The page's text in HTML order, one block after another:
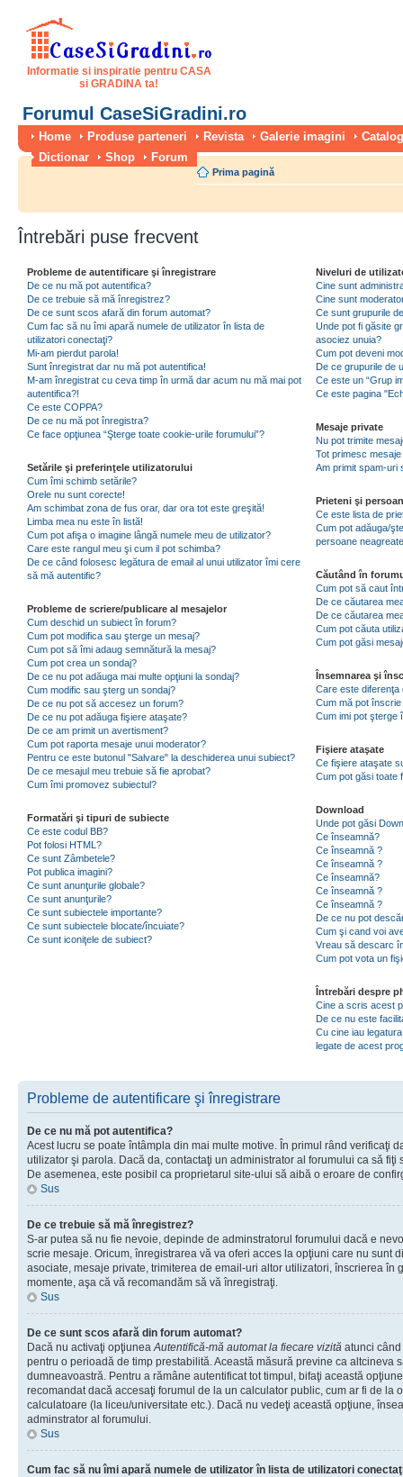
Informatie si inspiratie pentru CASA
si GRADINA ta!
Forumul CaseSiGradini.ro
Home Produse parteneri Revista Galerie imagini
Dictionar
Shop Forum
Prima pagină
Întrebări puse frecvent
Probleme de autentificare şi înregistrare
De ce nu mă pot autentifica?
De ce trebuie să mă înregistrez?
De ce sunt scos afară din forum automat?
Cum fac să nu îmi apară numele de utilizator în lista de
utilizatori conectaţi?
Mi-am pierdut parola!
Sunt înregistrat dar nu mă pot autentifica!
M-am înregistrat cu ceva timp în urmă dar acum nu mă mai pot
autentifica?!
Ce este COPPA?
De ce nu mă pot înregistra?
Ce face opţiunea “Şterge toate cookie-urile forumului”?
Setările şi preferinţele utilizatorului
Cum îmi schimb setările?
Orele nu sunt corecte!
Am schimbat zona de fus orar, dar ora tot este greşită!
Limba mea nu este în listă!
Cum pot afişa o imagine lângă numele meu de utilizator?
Care este rangul meu şi cum il pot schimba?
De ce când folosesc legătura de email al unui utilizator îmi cere
să mă autentific?
Probleme de scriere/publicare al mesajelor
Cum deschid un subiect în forum?
Cum pot modifica sau şterge un mesaj?
Cum pot să îmi adaug semnătură la mesaj?
Cum pot crea un sondaj?
De ce nu pot adăuga mai multe opţiuni la sondaj?
Cum modific sau şterg un sondaj?
De ce nu pot să accesez un forum?
De ce nu pot adăuga fişiere ataşate?
De ce am primit un avertisment?
Cum pot raporta mesaje unui moderator?
Pentru ce este butonul "Salvare" la deschiderea unui subiect?
De ce mesajul meu trebuie să fie aprobat?
Cum îmi promovez subiectul?
Formatări şi tipuri de subiecte
Ce este codul BB?
Pot folosi HTML?
Ce sunt Zâmbetele?
Pot publica imagini?
Ce sunt anunţurile globale?
Ce sunt anunţurile?
Ce sunt subiectele importante?
Ce sunt subiectele blocate/încuiate?
Ce sunt iconiţele de subiect?
Niveluri de
Cine sunt
Cine sunt
Ce sunt grupurile
Unde pot fi găsite
asociez unuia?
Cum pot deveni
De ce grupurile de
Ce este un “Grup
Ce este pagina
Mesaje private
Nu pot trimite
Tot primesc
Am primit spam-uri
Prieteni şi
Ce este lista de
Cum pot adăuga/
persoane
Căutând în
Cum pot să caut
De ce căutarea
De ce căutarea
Cum pot căuta
Cum pot găsi
Însemnarea şi
Care este
Cum mă pot
Cum imi pot şterge
Fişiere ataşate
Ce fişiere ataşate
Cum pot găsi toate
Download
Unde pot găsi
Ce înseamnă?
Ce înseamnă ?
Ce înseamnă ?
Ce înseamnă?
Ce înseamnă ?
Ce înseamnă ?
De ce nu pot
Cum şi cand voi
Vreau să descarc
Cum pot vota un
Întrebări despre
Cine a scris acest
De ce nu este
Cu cine iau
legate de acest
Probleme de autentificare şi înregistrare
De ce nu mă pot autentifica?
Acest lucru se poate întâmpla din mai multe motive. În primul rând verificaţi
utilizator şi parola. Dacă da, contactaţi un administrator al forumului ca să fiţi
De asemenea, este posibil ca proprietarul site-ului să aibă o eroare de
Sus
De ce trebuie să mă înregistrez?
S-ar putea să nu fie nevoie, depinde de adminstratorul forumului dacă e
scrie mesaje. Oricum, înregistrarea vă va oferi acces la opţiuni care nu sunt
asociate, mesaje private, trimiterea de email-uri altor utilizatori, înscrierea în
momente, aşa că vă recomandăm să vă înregistraţi.
Sus
De ce sunt scos afară din forum automat?
Dacă nu activaţi opţiuneaAutentifică-mă automat la fiecare vizită atunci
pentru o perioadă de timp prestabilită. Această măsură previne ca altcineva
dumneavoastră. Pentru a rămâne autentificat tot timpul, bifaţi această
recomandat dacă accesaţi forumul de la un calculator public, cum ar fi de la
calculatoare (la liceu/universitate etc.). Dacă nu vedeţi această opţiune,
adminstrator al forumului.
Sus
Cum fac să nu îmi apară numele de utilizator în lista de utilizatori